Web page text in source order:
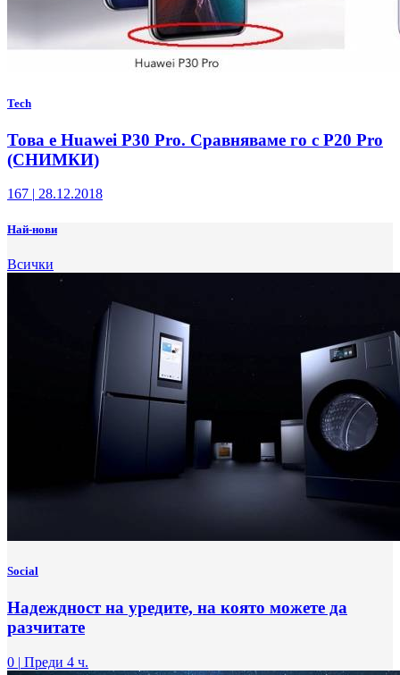
Tech
Това е Huawei P30 Pro. Сравняваме го с P20 Pro
(СНИМКИ)
167 | 28.12.2018
Най-нови
Всички
Social
Надеждност на уредите, на която можете да
разчитате
0 | Преди 4 ч.